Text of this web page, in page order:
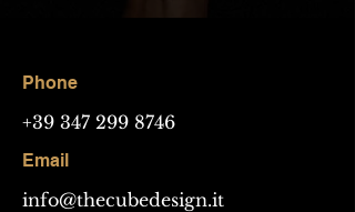
Phone
+39 347 299 8746
Email
info@thecubedesign.it